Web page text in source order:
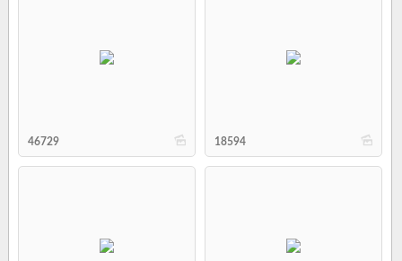
b
46729 b
18594